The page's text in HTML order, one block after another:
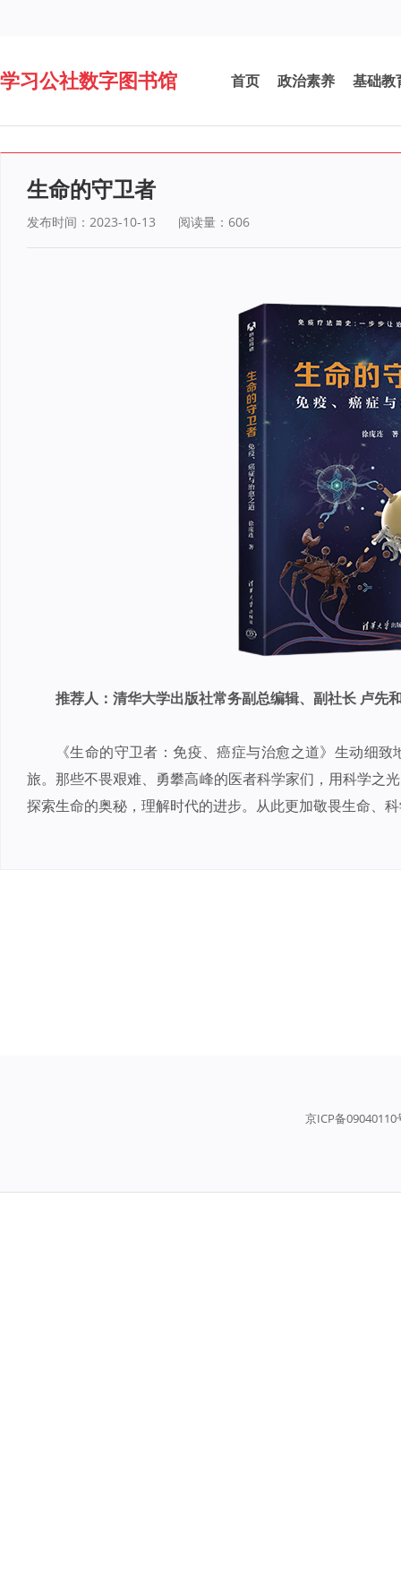
学习公社数字图书馆 首页 政治素养 基础教
生命的守卫者
发布时间：2023-10-13 阅读量： 606
推荐人：清华大学出版社常务副总编辑、副社长 卢先
《生命的守卫者：免疫、癌症与治愈之道》生动细
旅。那些不畏艰难、勇攀高峰的医者科学家们，用科学之
探索生命的奥秘，理解时代的进步。从此更加敬畏生命、
京ICP备